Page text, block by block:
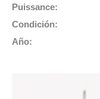
Puissance:
Condición:
Año: